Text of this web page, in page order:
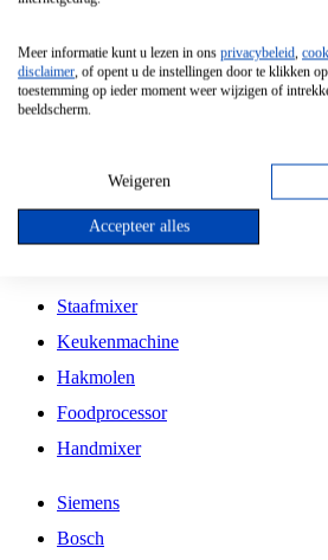
Vrijstaande Magnetron
Vrijstaande Kookplaat
Inbouw Gaskookplaat
Inbouw Keramische Kookplaat
Kookplaat Accessoires
Staafmixer
Keukenmachine
Hakmolen
Foodprocessor
Handmixer
Siemens
Bosch
Meer informatie kunt u lezen in ons privacybeleid,
disclaimer, of opent u de instellingen door te klikken
toestemming op ieder moment weer wijzigen of
beeldscherm.
Weigeren
Accepteer alles